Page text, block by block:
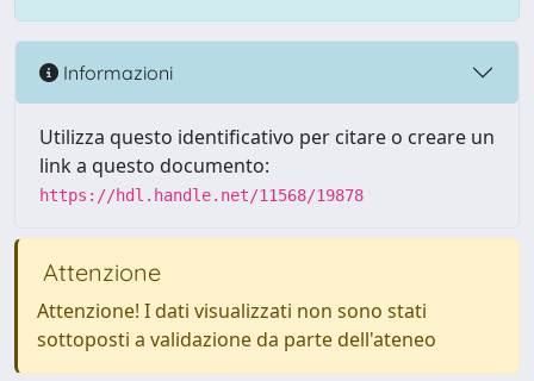
Informazioni
Utilizza questo identificativo per citare o creare un
link a questo documento:
https://hdl.handle.net/11568/19878
Attenzione
Attenzione! I dati visualizzati non sono stati
sottoposti a validazione da parte dell'ateneo